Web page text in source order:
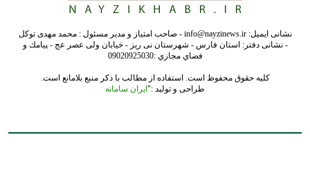
نشانی ایمیل: info@nayzinews.ir - صاحب امتیاز و مدیر مسئول : محمد مهدی توکل
- نشانی دفتر: استان فارس - شهرستان نی ریز - خیابان ولی عصر عج - پيامك و
فضاي مجازي :09020925030
کلیه حقوق محفوظ است. استفاده از مطالب با ذکر منبع بلامانع است.
طراحی و تولید :" ایران سامانه